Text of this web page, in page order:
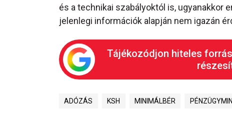
és a technikai szabályoktól is, ugyanakkor
jelenlegi információk alapján nem igazán
Tájékozódjon hiteles
ADÓZÁS KSH MINIMÁLBÉR